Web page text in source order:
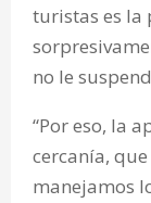
turistas es la
no le
“Por eso, la
cercanía,
manejamos